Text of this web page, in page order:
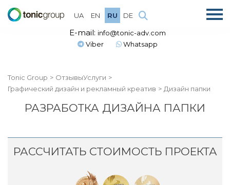
UA EN RU DE
E-mail: info@tonic-adv.com
Viber
Whatsapp
Tonic Group ОтзывыУслуги
Графический дизайн и рекламный креатив
Дизайн папки
РАЗРАБОТКА ДИЗАЙНА ПАПКИ
РАССЧИТАТЬ СТОИМОСТЬ ПРОЕКТА